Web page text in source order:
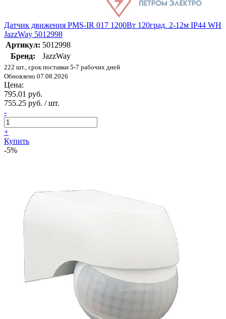
Датчик движения PMS-IR 017 1200Вт 120град. 2-12м IP44 WH
JazzWay 5012998
Артикул: 5012998
Бренд:
JazzWay
222 шт., срок поставки 5-7 рабочих дней
Обновлено 07.08.2026
Цена:
795.01 руб.
755.25 руб. / шт.
-
+
Купить
-5%